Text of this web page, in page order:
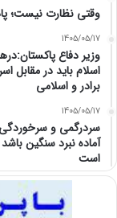
وقتی نظارت نیست؛
1405/05/17
وزیر دفاع
اسلام باید در
برادر و اسلامی
1405/05/17
سردرگمی و سرخوردگی
آماده نبرد سنگین
است